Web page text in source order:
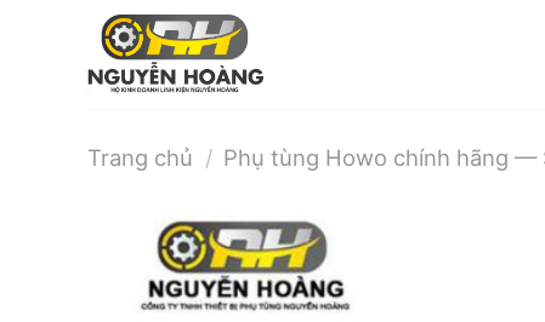
Trang chủ / Phụ tùng Howo chính hãng —